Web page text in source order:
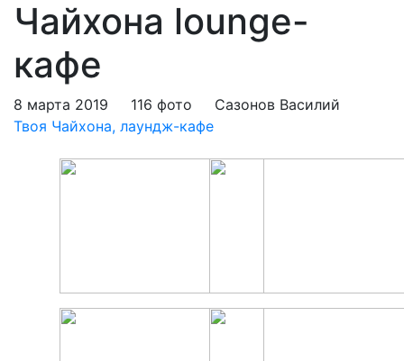
Чайхона lounge-
кафе
8 марта 2019 116 фото
Сазонов Василий
Твоя Чайхона, лаундж-кафе